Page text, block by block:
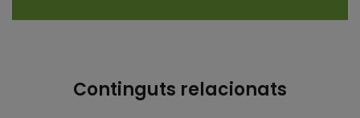
Continguts relacionats